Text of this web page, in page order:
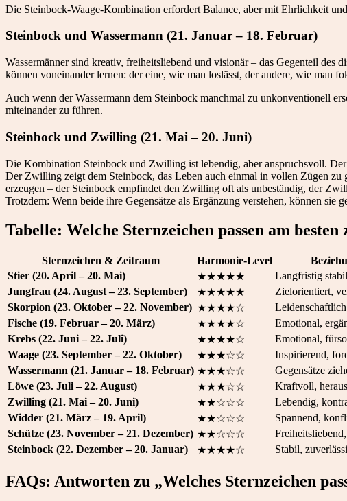
Die Steinbock-Waage-Kombination erfordert Balance, aber mit Ehrlichkeit
Steinbock und Wassermann (21. Januar – 18. Februar)
Wassermänner sind kreativ, freiheitsliebend und visionär – das Gegenteil des
können voneinander lernen: der eine, wie man loslässt, der andere, wie man
Auch wenn der Wassermann dem Steinbock manchmal zu unkonventionell
miteinander zu führen.
Steinbock und Zwilling (21. Mai – 20. Juni)
Die Kombination Steinbock und Zwilling ist lebendig, aber anspruchsvoll.
Der Zwilling zeigt dem Steinbock, das Leben auch einmal in vollen Zügen
erzeugen – der Steinbock empfindet den Zwilling oft als unbeständig, der
Trotzdem: Wenn beide ihre Gegensätze als Ergänzung verstehen, können
Tabelle: Welche Sternzeichen passen am besten
Sternzeichen & Zeitraum Harmonie-Level
Stier (20. April – 20. Mai)
★★★★★ Langfristig stabil
Jungfrau (24. August – 23. September)
★★★★★ Zielorientiert,
Skorpion (23. Oktober – 22. November) ★★★★☆
Fische (19. Februar – 20. März)
★★★★☆ Emotional,
Krebs (22. Juni – 22. Juli)
★★★★☆ Emotional,
Waage (23. September – 22. Oktober)
★★★☆☆ Inspirierend,
Wassermann (21. Januar – 18. Februar) ★★★☆☆ Gegensätze
Löwe (23. Juli – 22. August)
★★★☆☆ Kraftvoll,
Zwilling (21. Mai – 20. Juni)
★★☆☆☆ Lebendig,
Widder (21. März – 19. April)
★★☆☆☆ Spannend,
Schütze (23. November – 21. Dezember) ★★☆☆☆
Steinbock (22. Dezember – 20. Januar)
★★★★☆ Stabil,
FAQs: Antworten zu „Welches Sternzeichen